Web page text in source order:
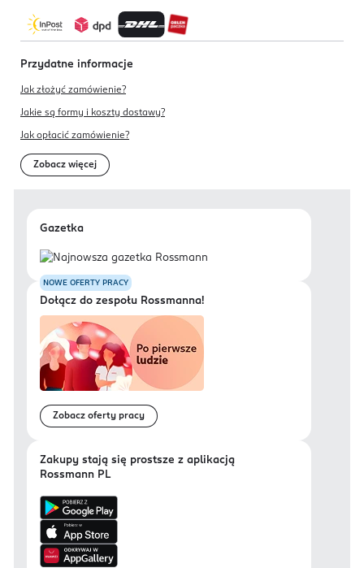
Przydatne informacje
Jak złożyć zamówienie?
Jakie są formy i koszty dostawy?
Jak opłacić zamówienie?
Zobacz więcej
Gazetka
NOWE OFERTY PRACY
Dołącz do zespołu Rossmanna!
Zobacz oferty pracy
Zakupy stają się prostsze z aplikacją
Rossmann PL